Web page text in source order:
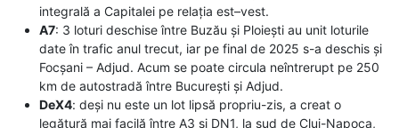
integrală a Capitalei pe relația est–vest.
A7: 3 loturi deschise între Buzău și Ploiești au unit loturile
date în trafic anul trecut, iar pe final de 2025 s-a deschis și
Focșani – Adjud. Acum se poate circula neîntrerupt pe 250
km de autostradă între București și Adjud.
DeX4: deși nu este un lot lipsă propriu-zis, a creat o
legătură mai facilă între A3 și DN1, la sud de Cluj-Napoca,